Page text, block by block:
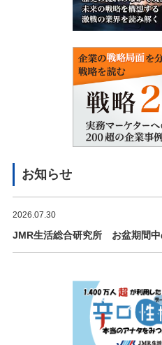
お知らせ
2026.07.30
JMR生活総合研究所 お盆期間中